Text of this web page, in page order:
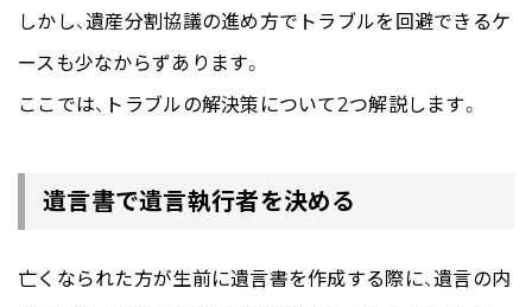
しかし、遺産分割協議の進め方でトラブルを回避できるケ
ースも少なからずあります。
ここでは、トラブルの解決策について2つ解説します。
遺言書で遺言執行者を決める
亡くなられた方が生前に遺言書を作成する際に、遺言の内